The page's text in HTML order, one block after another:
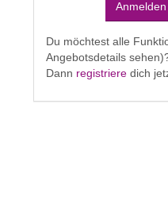
Du möchtest alle
Angebotsdetails
Dann registriere dich